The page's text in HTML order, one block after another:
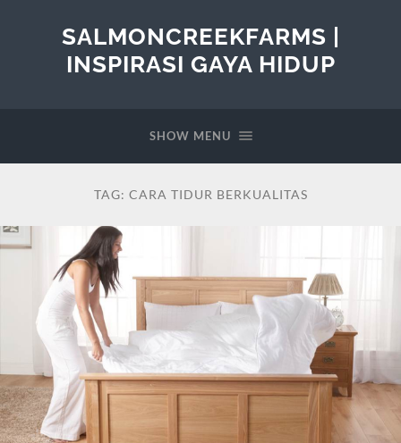
SALMONCREEKFARMS |
INSPIRASI GAYA HIDUP
SHOW MENU
TAG: CARA TIDUR BERKUALITAS